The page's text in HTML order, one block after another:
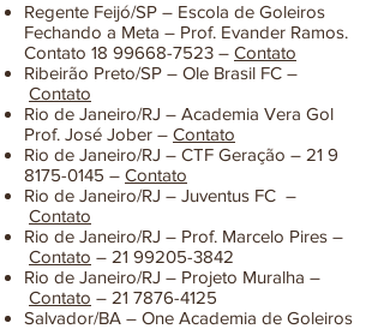
Regente Feijó/SP – Escola de Goleiros
Fechando a Meta – Prof. Evander Ramos.
Contato 18 99668-7523 – Contato
Ribeirão Preto/SP – Ole Brasil FC –
Contato
Rio de Janeiro/RJ – Academia Vera Gol
Prof. José Jober – Contato
Rio de Janeiro/RJ – CTF Geração – 21 9
8175-0145 – Contato
Rio de Janeiro/RJ – Juventus FC –
Contato
Rio de Janeiro/RJ – Prof. Marcelo Pires –
Contato – 21 99205-3842
Rio de Janeiro/RJ – Projeto Muralha –
Contato – 21 7876-4125
Salvador/BA – One Academia de Goleiros